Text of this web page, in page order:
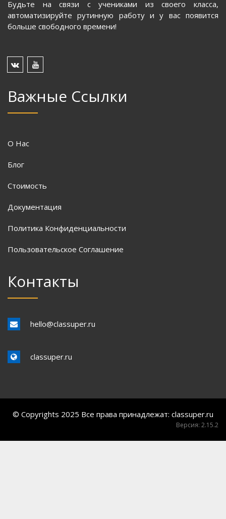
Будьте на связи с учениками из своего класса,
автоматизируйте рутинную работу и у вас появится
больше свободного времени!
Важные Ссылки
О Нас
Блог
Стоимость
Документация
Политика Конфиденциальности
Пользовательское Соглашение
Контакты
hello@classuper.ru
classuper.ru
© Copyrights 2025 Все права принадлежат: classuper.ru
Версия: 2.15.2